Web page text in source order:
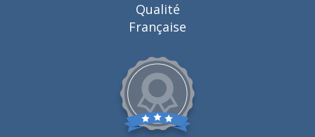
Qualité
Française